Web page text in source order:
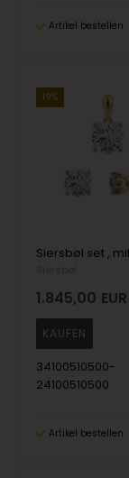
Artikel bestellen
19%
1.845,00 EUR
34100510500-
24100510500
Artikel bestellen